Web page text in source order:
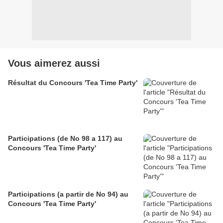
Vous aimerez aussi
Résultat du Concours 'Tea Time Party'
Participations (de No 98 a 117) au
Concours 'Tea Time Party'
Participations (a partir de No 94) au
Concours 'Tea Time Party'